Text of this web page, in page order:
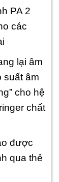
PA 2
các
lại âm
suất âm
cho hệ
chất
được
qua thẻ